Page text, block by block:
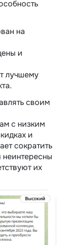
на
и
лучшему
своим
с низким
и
сократить
неинтересны
их